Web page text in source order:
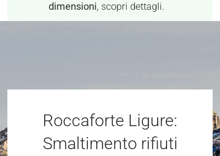
dimensioni, scopri dettagli.
Roccaforte Ligure:
Smaltimento rifiuti